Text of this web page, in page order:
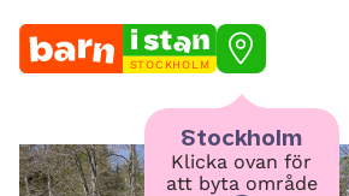
STOCKHOLM
Stockholm
Klicka ovan för
att byta område